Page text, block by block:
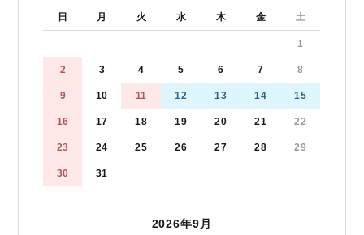
日 月 火 水 木 金 土
1
2 3 4 5 6 7 8
9 10 11 12 13 14 15
16 17 18 19 20 21 22
23 24 25 26 27 28 29
30 31
2026年9月